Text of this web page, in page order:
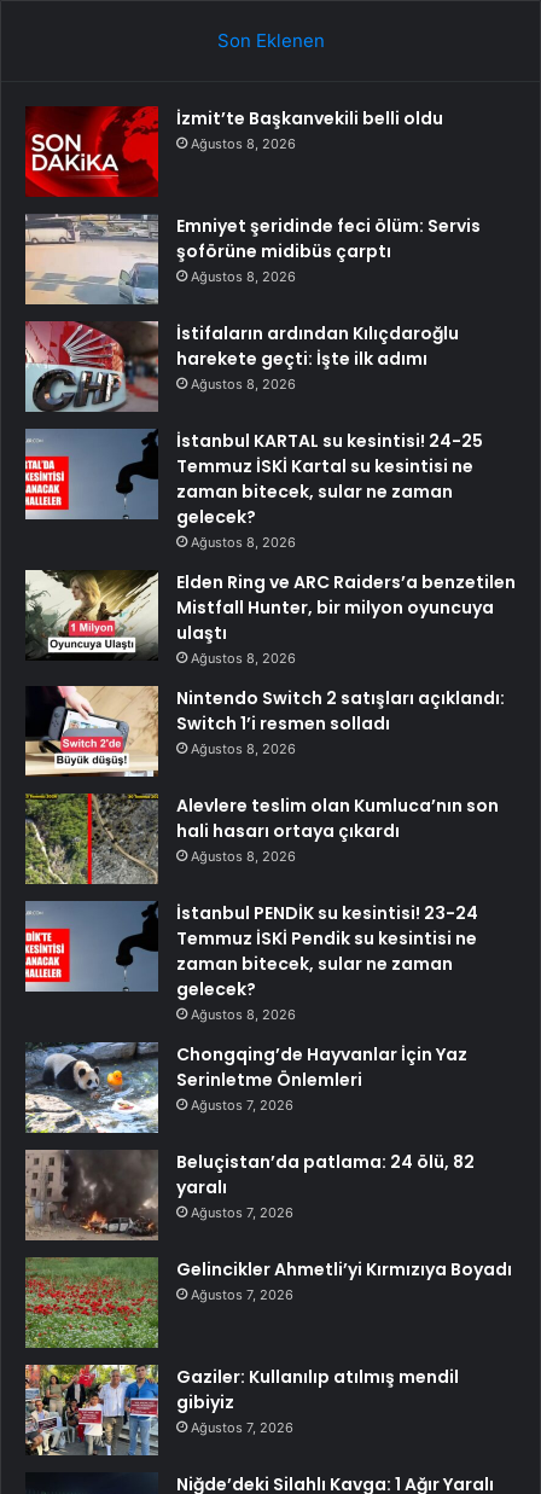
Son Eklenen
İzmit’te Başkanvekili belli oldu
Ağustos 8, 2026
Emniyet şeridinde feci ölüm: Servis
şoförüne midibüs çarptı
Ağustos 8, 2026
İstifaların ardından Kılıçdaroğlu
harekete geçti: İşte ilk adımı
Ağustos 8, 2026
İstanbul KARTAL su kesintisi! 24-25
Temmuz İSKİ Kartal su kesintisi ne
zaman bitecek, sular ne zaman
gelecek?
Ağustos 8, 2026
Elden Ring ve ARC Raiders’a benzetilen
Mistfall Hunter, bir milyon oyuncuya
ulaştı
Ağustos 8, 2026
Nintendo Switch 2 satışları açıklandı:
Switch 1’i resmen solladı
Ağustos 8, 2026
Alevlere teslim olan Kumluca’nın son
hali hasarı ortaya çıkardı
Ağustos 8, 2026
İstanbul PENDİK su kesintisi! 23-24
Temmuz İSKİ Pendik su kesintisi ne
zaman bitecek, sular ne zaman
gelecek?
Ağustos 8, 2026
Chongqing’de Hayvanlar İçin Yaz
Serinletme Önlemleri
Ağustos 7, 2026
Beluçistan’da patlama: 24 ölü, 82
yaralı
Ağustos 7, 2026
Gelincikler Ahmetli’yi Kırmızıya Boyadı
Ağustos 7, 2026
Gaziler: Kullanılıp atılmış mendil
gibiyiz
Ağustos 7, 2026
Niğde’deki Silahlı Kavga: 1 Ağır Yaralı